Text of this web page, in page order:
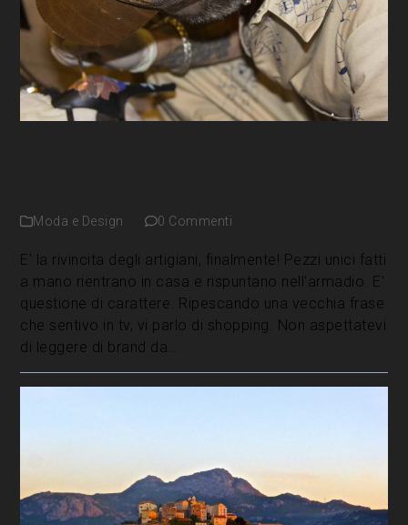
Moda e Design 0 Commenti
E' la rivincita degli artigiani, finalmente! Pezzi unici fatti
a mano rientrano in casa e rispuntano nell'armadio. E'
questione di carattere. Ripescando una vecchia frase
che sentivo in tv, vi parlo di shopping. Non aspettatevi
di leggere di brand da…